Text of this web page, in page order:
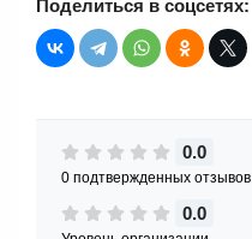
Поделиться в соцсетях:
0.0
0 подтвержденных отзывов
0.0